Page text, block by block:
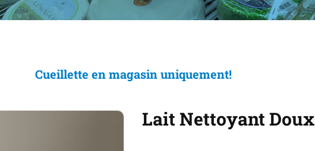
Cueillette en magasin uniquement!
Lait Nettoyant Doux